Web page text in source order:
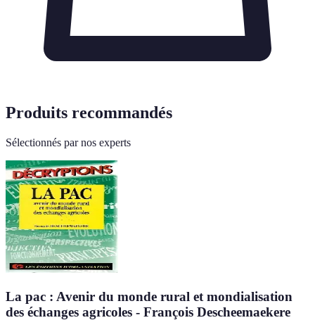
Produits recommandés
Sélectionnés par nos experts
La pac : Avenir du monde rural et mondialisation
des échanges agricoles - François Descheemaekere